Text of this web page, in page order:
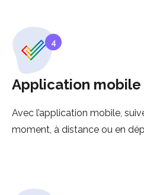
4
Application mobile
Avec l’application mobile,
moment, à distance ou en